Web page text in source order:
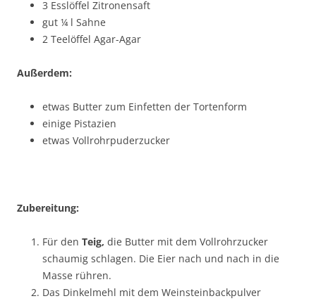
3 Esslöffel Zitronensaft
gut ¼ l Sahne
2 Teelöffel Agar-Agar
Außerdem:
etwas Butter zum Einfetten der Tortenform
einige Pistazien
etwas Vollrohrpuderzucker
Zubereitung:
Für den Teig, die Butter mit dem Vollrohrzucker
schaumig schlagen. Die Eier nach und nach in die
Masse rühren.
Das Dinkelmehl mit dem Weinsteinbackpulver